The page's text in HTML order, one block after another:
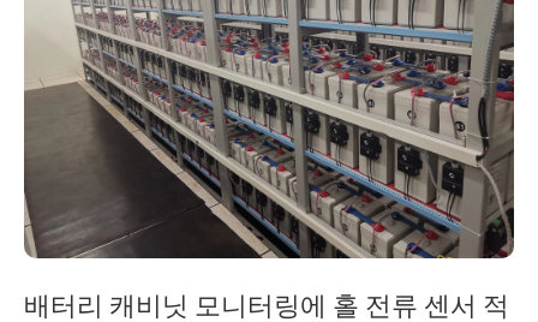
배터리 캐비닛 모니터링에 홀 전류 센서 적